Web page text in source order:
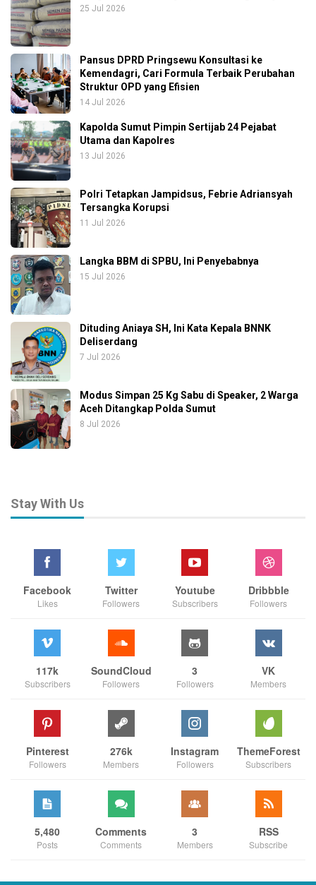
25 Jul 2026
Pansus DPRD Pringsewu Konsultasi ke
Kemendagri, Cari Formula Terbaik Perubahan
Struktur OPD yang Efisien
14 Jul 2026
Kapolda Sumut Pimpin Sertijab 24 Pejabat
Utama dan Kapolres
13 Jul 2026
Polri Tetapkan Jampidsus, Febrie Adriansyah
Tersangka Korupsi
11 Jul 2026
Langka BBM di SPBU, Ini Penyebabnya
15 Jul 2026
Dituding Aniaya SH, Ini Kata Kepala BNNK
Deliserdang
7 Jul 2026
Modus Simpan 25 Kg Sabu di Speaker, 2 Warga
Aceh Ditangkap Polda Sumut
8 Jul 2026
Stay With Us
Facebook
Likes
Twitter
Followers
Youtube
Subscribers
Dribbble
Followers
117k
Subscribers
SoundCloud
Followers
3
Followers
VK
Members
Pinterest
Followers
276k
Members
Instagram
Followers
ThemeForest
Subscribers
5,480
Posts
Comments
Comments
3
Members
RSS
Subscribe